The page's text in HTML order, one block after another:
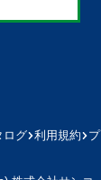
ログ 利用規約